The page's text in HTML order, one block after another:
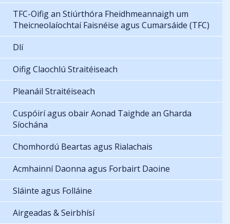
TFC-Oifig an Stiúrthóra Fheidhmeannaigh um
Theicneolaíochtaí Faisnéise agus Cumarsáide (TFC)
Dlí
Oifig Claochlú Straitéiseach
Pleanáil Straitéiseach
Cuspóirí agus obair Aonad Taighde an Gharda
Síochána
Chomhordú Beartas agus Rialachais
Acmhainní Daonna agus Forbairt Daoine
Sláinte agus Folláine
Airgeadas & Seirbhísí